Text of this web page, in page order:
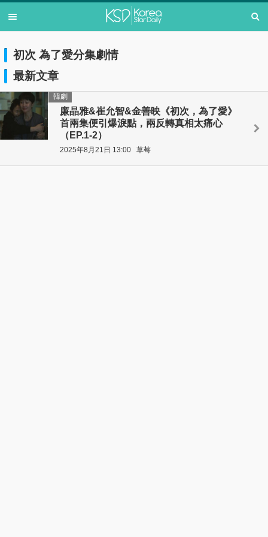
初次 為了愛分集劇情
最新文章
廉晶雅&崔允智&金善映《初次，為了愛》
首兩集便引爆淚點，兩反轉真相太痛心
（EP.1-2）
韓劇
2025年8月21日 13:00 草莓